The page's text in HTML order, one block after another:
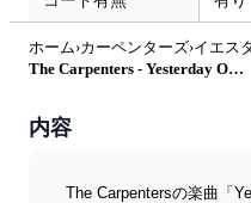
ホーム›カーペンターズ›イエス
The Carpenters - Yesterday Once More (ベース譜/五線譜＆TAB譜の2段譜・コード付き) by きどりん
内容
The Carpentersの楽曲「